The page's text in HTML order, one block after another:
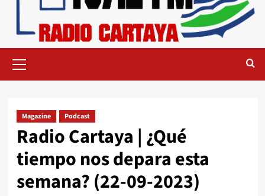
Magazine Podcast
Radio Cartaya | ¿Qué
tiempo nos depara esta
semana? (22-09-2023)